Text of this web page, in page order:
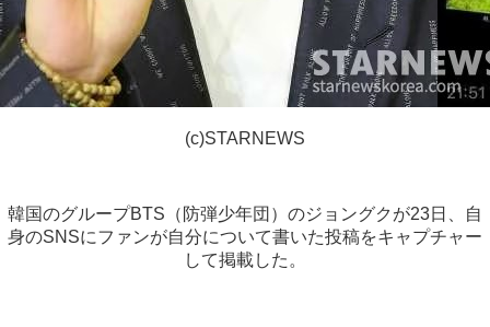
(c)STARNEWS
韓国のグループBTS（防弾少年団）のジョングクが23日、自
身のSNSにファンが自分について書いた投稿をキャプチャー
して掲載した。